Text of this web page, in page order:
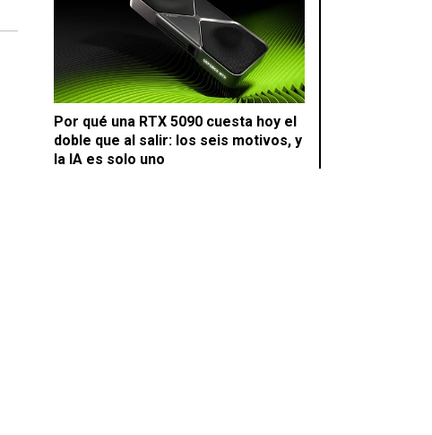
Por qué una RTX 5090 cuesta hoy el
doble que al salir: los seis motivos, y
la IA es solo uno